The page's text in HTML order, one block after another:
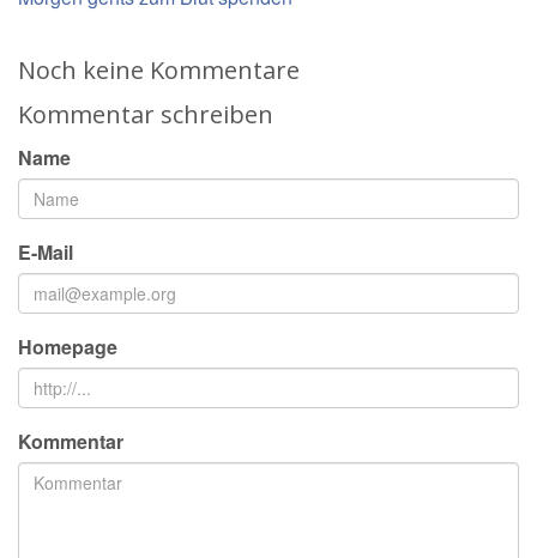
Noch keine Kommentare
Kommentar schreiben
Name
E-Mail
Homepage
Kommentar